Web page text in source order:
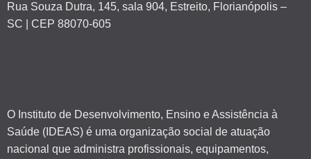
Rua Souza Dutra, 145, sala 904, Estreito, Florianópolis –
SC | CEP 88070-605
O Instituto de Desenvolvimento, Ensino e Assistência à
Saúde (IDEAS) é uma organização social de atuação
nacional que administra profissionais, equipamentos,